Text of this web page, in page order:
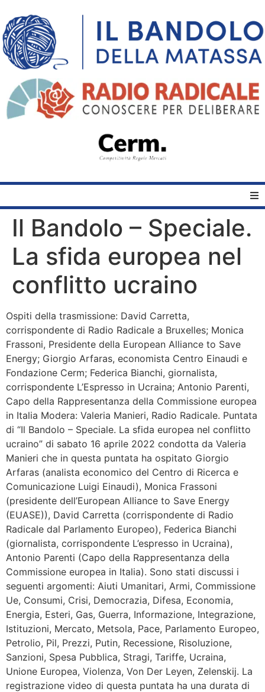
Home
Quelli del Bandolo
Bandolo
Connessioni
Fondazione CERM
Fondazione CERM – Idee
Il Bandolo – Speciale.
La sfida europea nel
conflitto ucraino
Ospiti della trasmissione: David Carretta,
corrispondente di Radio Radicale a Bruxelles; Monica
Frassoni, Presidente della European Alliance to Save
Energy; Giorgio Arfaras, economista Centro Einaudi e
Fondazione Cerm; Federica Bianchi, giornalista,
corrispondente L’Espresso in Ucraina; Antonio Parenti,
Capo della Rappresentanza della Commissione europea
in Italia Modera: Valeria Manieri, Radio Radicale. Puntata
di “Il Bandolo – Speciale. La sfida europea nel conflitto
ucraino” di sabato 16 aprile 2022 condotta da Valeria
Manieri che in questa puntata ha ospitato Giorgio
Arfaras (analista economico del Centro di Ricerca e
Comunicazione Luigi Einaudi), Monica Frassoni
(presidente dell’European Alliance to Save Energy
(EUASE)), David Carretta (corrispondente di Radio
Radicale dal Parlamento Europeo), Federica Bianchi
(giornalista, corrispondente L’espresso in Ucraina),
Antonio Parenti (Capo della Rappresentanza della
Commissione europea in Italia). Sono stati discussi i
seguenti argomenti: Aiuti Umanitari, Armi, Commissione
Ue, Consumi, Crisi, Democrazia, Difesa, Economia,
Energia, Esteri, Gas, Guerra, Informazione, Integrazione,
Istituzioni, Mercato, Metsola, Pace, Parlamento Europeo,
Petrolio, Pil, Prezzi, Putin, Recessione, Risoluzione,
Sanzioni, Spesa Pubblica, Stragi, Tariffe, Ucraina,
Unione Europea, Violenza, Von Der Leyen, Zelenskij. La
registrazione video di questa puntata ha una durata di